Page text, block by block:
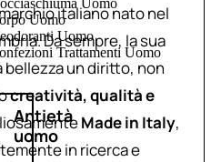
Uomo
Uomo
Uomo
Trattamenti Uomo
Antietà
uomo
italiano nato nel
Da sempre, la sua
bellezza un diritto, non
creatività, qualità e
Made in Italy,
in ricerca e